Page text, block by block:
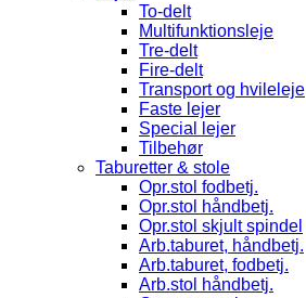
To-delt
Multifunktionsleje
Tre-delt
Fire-delt
Transport og hvileleje
Faste lejer
Special lejer
Tilbehør
Taburetter & stole
Opr.stol fodbetj.
Opr.stol håndbetj.
Opr.stol skjult spindel
Arb.taburet, håndbetj.
Arb.taburet, fodbetj.
Arb.stol håndbetj.